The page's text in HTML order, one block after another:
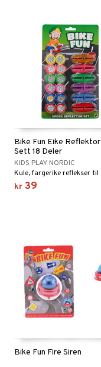
Bike Fun Eike Reflektor
Sett 18 Deler
KIDS PLAY NORDIC
kr 39
Bike Fun Fire Siren